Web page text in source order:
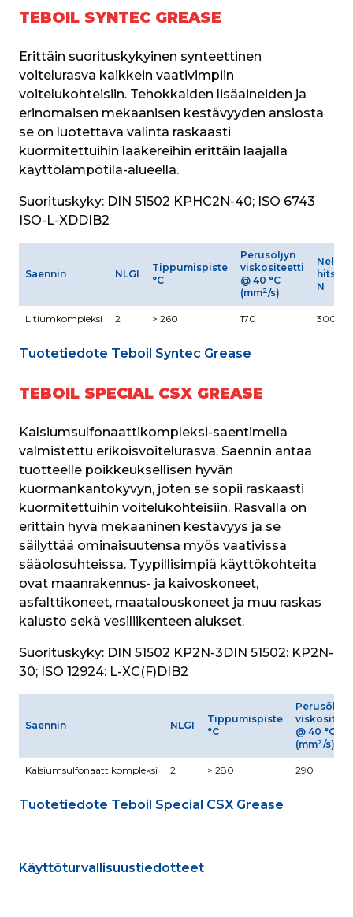
TEBOIL SYNTEC GREASE
Erittäin suorituskykyinen synteettinen
voitelurasva kaikkein vaativimpiin
voitelukohteisiin. Tehokkaiden lisäaineiden ja
erinomaisen mekaanisen kestävyyden ansiosta
se on luotettava valinta raskaasti
kuormitettuihin laakereihin erittäin laajalla
käyttölämpötila-alueella.
Suorituskyky: DIN 51502 KPHC2N-40; ISO 6743
ISO-L-XDDIB2
Saennin NLGI
Tippumispiste
°C
Perusöljyn
viskositeetti
@ 40 °C
(mm2/s)
N
Litiumkompleksi 2 > 260 170 3000
Tuotetiedote Teboil Syntec Grease
TEBOIL SPECIAL CSX GREASE
Kalsiumsulfonaattikompleksi-saentimella
valmistettu erikoisvoitelurasva. Saennin antaa
tuotteelle poikkeuksellisen hyvän
kuormankantokyvyn, joten se sopii raskaasti
kuormitettuihin voitelukohteisiin. Rasvalla on
erittäin hyvä mekaaninen kestävyys ja se
säilyttää ominaisuutensa myös vaativissa
sääolosuhteissa. Tyypillisimpiä käyttökohteita
ovat maanrakennus- ja kaivoskoneet,
asfalttikoneet, maatalouskoneet ja muu raskas
kalusto sekä vesiliikenteen alukset.
Suorituskyky: DIN 51502 KP2N-3DIN 51502: KP2N-
30; ISO 12924: L-XC(F)DIB2
Saennin NLGI
Tippumispiste
°C
Perusöljyn
@ 40 °C
(mm2/s)
Kalsiumsulfonaattikompleksi 2 > 280 290
Tuotetiedote Teboil Special CSX Grease
Käyttöturvallisuustiedotteet